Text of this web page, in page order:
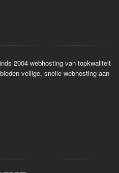
2004 webhosting van topkwaliteit
veilige, snelle webhosting aan